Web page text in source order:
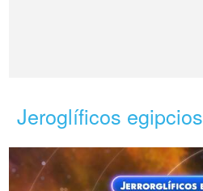
Jeroglíficos egipcios